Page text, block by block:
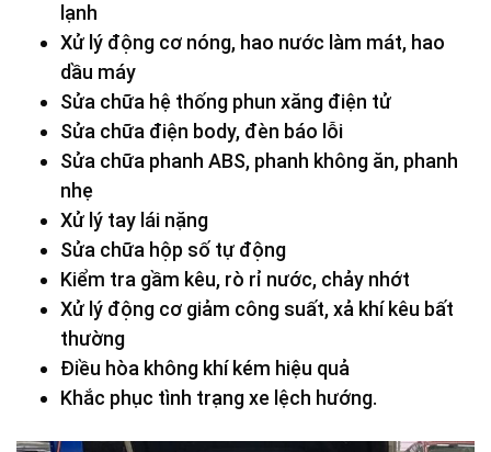
lạnh
Xử lý động cơ nóng, hao nước làm mát, hao
dầu máy
Sửa chữa hệ thống phun xăng điện tử
Sửa chữa điện body, đèn báo lỗi
Sửa chữa phanh ABS, phanh không ăn, phanh
nhẹ
Xử lý tay lái nặng
Sửa chữa hộp số tự động
Kiểm tra gầm kêu, rò rỉ nước, chảy nhớt
Xử lý động cơ giảm công suất, xả khí kêu bất
thường
Điều hòa không khí kém hiệu quả
Khắc phục tình trạng xe lệch hướng.